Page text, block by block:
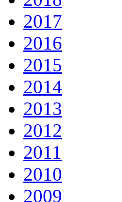
2017
2016
2015
2014
2013
2012
2011
2010
2009